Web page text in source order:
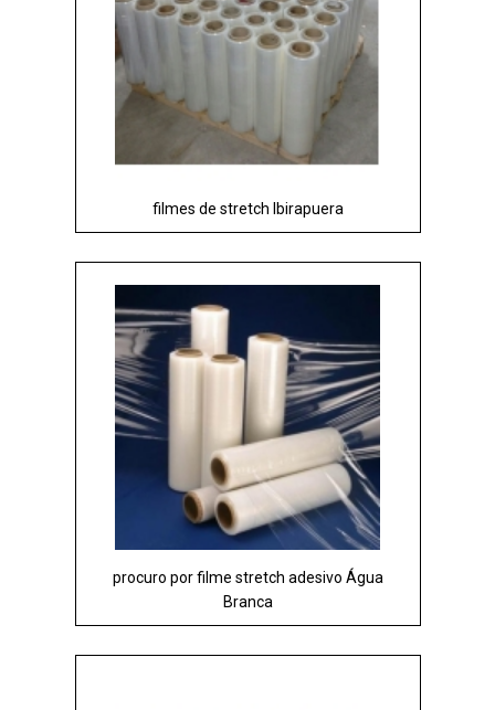
filmes de stretch Ibirapuera
procuro por filme stretch adesivo Água
Branca